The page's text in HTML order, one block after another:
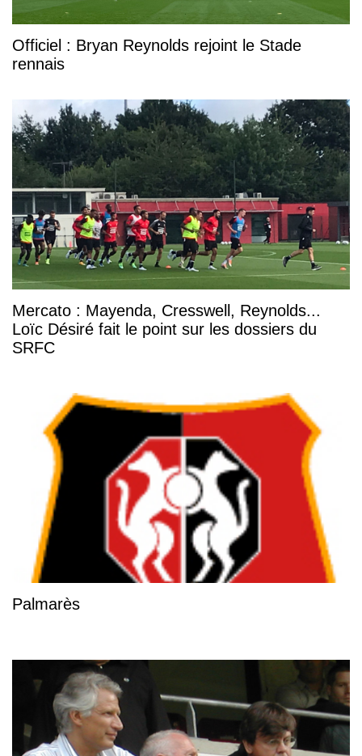
Officiel : Bryan Reynolds rejoint le Stade
rennais
Mercato : Mayenda, Cresswell, Reynolds...
Loïc Désiré fait le point sur les dossiers du
SRFC
Palmarès